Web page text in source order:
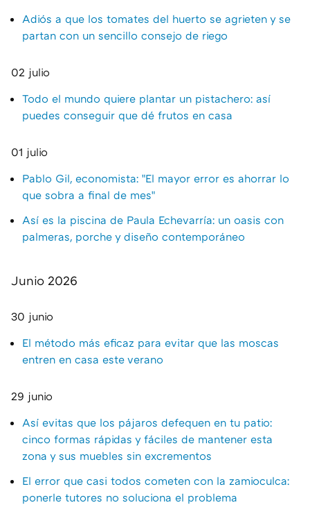
Adiós a que los tomates del huerto se agrieten y se
partan con un sencillo consejo de riego
02 julio
Todo el mundo quiere plantar un pistachero: así
puedes conseguir que dé frutos en casa
01 julio
Pablo Gil, economista: "El mayor error es ahorrar lo
que sobra a final de mes"
Así es la piscina de Paula Echevarría: un oasis con
palmeras, porche y diseño contemporáneo
Junio 2026
30 junio
El método más eficaz para evitar que las moscas
entren en casa este verano
29 junio
Así evitas que los pájaros defequen en tu patio:
cinco formas rápidas y fáciles de mantener esta
zona y sus muebles sin excrementos
El error que casi todos cometen con la zamioculca:
ponerle tutores no soluciona el problema